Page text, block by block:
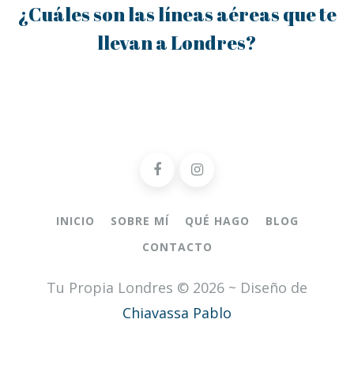
¿Cuáles son las líneas aéreas que te
llevan a Londres?
INICIO SOBRE MÍ QUÉ HAGO
BLOG
CONTACTO
Tu Propia Londres © 2026 ~ Diseño de
Chiavassa Pablo